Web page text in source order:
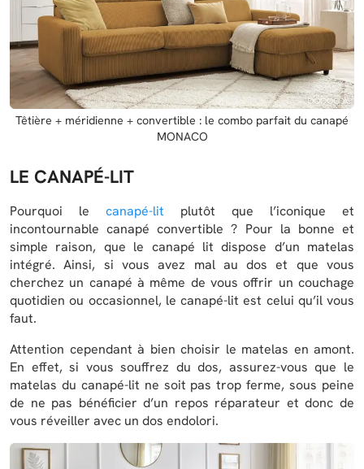
Têtière + méridienne + convertible : le combo parfait du canapé
MONACO
LE CANAPÉ-LIT
Pourquoi le canapé-lit plutôt que l’iconique et
incontournable canapé convertible ? Pour la bonne et
simple raison, que le canapé lit dispose d’un matelas
intégré. Ainsi, si vous avez mal au dos et que vous
cherchez un canapé à même de vous offrir un couchage
quotidien ou occasionnel, le canapé-lit est celui qu’il vous
faut.
Attention cependant à bien choisir le matelas en amont.
En effet, si vous souffrez du dos, assurez-vous que le
matelas du canapé-lit ne soit pas trop ferme, sous peine
de ne pas bénéficier d’un repos réparateur et donc de
vous réveiller avec un dos endolori.